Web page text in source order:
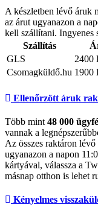
A készletben lévő áruk
az árut ugyanazon a
kell szállítani. Ingyenes
Szállítás
GLS
2400
Csomagküldő.hu 1900
Ellenőrzött áruk
Több mint 48 000
vannak a
Az összes raktáron
ugyanazon a napon
kártyával, válassza a
másnap otthon is lehet
Kényelmes